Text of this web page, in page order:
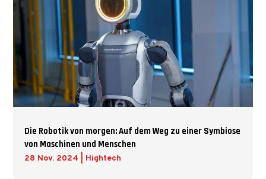
Die Robotik von morgen: Auf dem Weg zu einer Symbiose
von Maschinen und Menschen
28 Nov. 2024 Hightech